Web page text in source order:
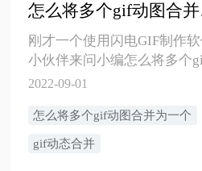
怎
刚才一个使用闪电GIF制作
小伙伴来问小编怎么将多个
图合并为一个。为了各位能顺
示怎么将多个gif动图合并为一
个。
2022-09-01
怎么将多个gif动图合并为一个
gif动态合并